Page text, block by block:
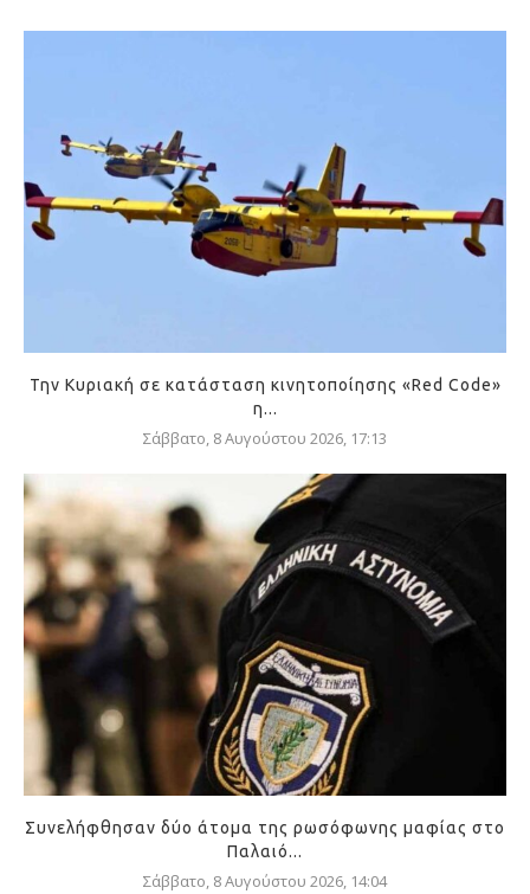
Την Κυριακή σε κατάσταση κινητοποίησης «Red Code»
η...
Σάββατο, 8 Αυγούστου 2026, 17:13
Συνελήφθησαν δύο άτομα της ρωσόφωνης μαφίας στο
Παλαιό...
Σάββατο, 8 Αυγούστου 2026, 14:04